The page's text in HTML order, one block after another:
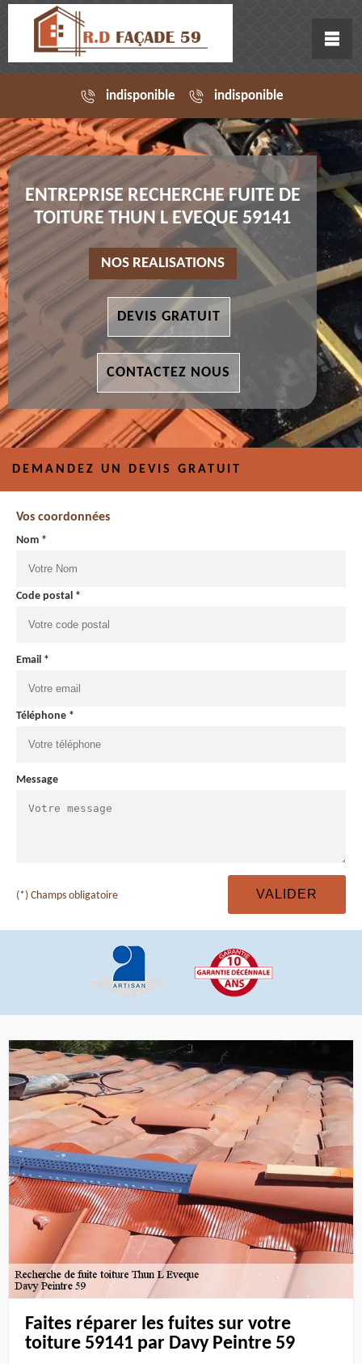
indisponible indisponible
ENTREPRISE RECHERCHE FUITE DE
TOITURE THUN L EVEQUE 59141
NOS REALISATIONS
DEVIS GRATUIT
CONTACTEZ NOUS
DEMANDEZ UN DEVIS GRATUIT
Vos coordonnées
Nom *
Code postal *
Email *
Téléphone *
Message
(*) Champs obligatoire
Faites réparer les fuites sur votre
toiture 59141 par Davy Peintre 59